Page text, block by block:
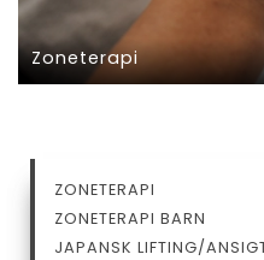
Zoneterapi
PRIMÆR
NAVIGATION
ZONETERAPI
ZONETERAPI BARN
JAPANSK LIFTING/